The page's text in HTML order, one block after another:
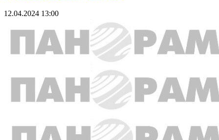
12.04.2024 13:00